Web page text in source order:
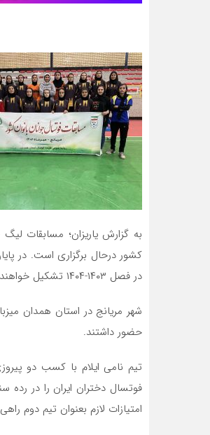
کشور درحال برگزاری است. در
در فصل ۱۴۰۳-۱۴۰۴ تشکیل خواهند داد.
شهر مریانج در استان همدان
حضور داشتند.
تیم نامی ایلام با کسب دو
فوتسال دختران ایران را در
امتیازات لازم بعنوان تیم دوم